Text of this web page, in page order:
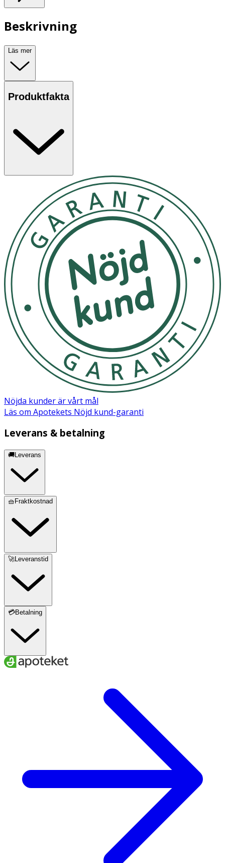
Beskrivning
Läs mer
Produktfakta
Nöjda kunder är vårt mål
Läs om Apotekets Nöjd kund-garanti
Leverans & betalning
🚚Leverans
🧺Fraktkostnad
🚀Leveranstid
💳Betalning